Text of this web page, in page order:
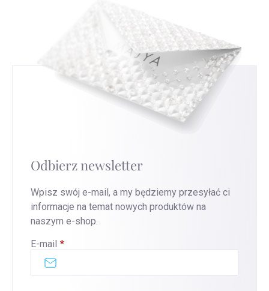
Odbierz newsletter
Wpisz swój e-mail, a my będziemy przesyłać ci
informacje na temat nowych produktów na
naszym e-shop.
E-mail